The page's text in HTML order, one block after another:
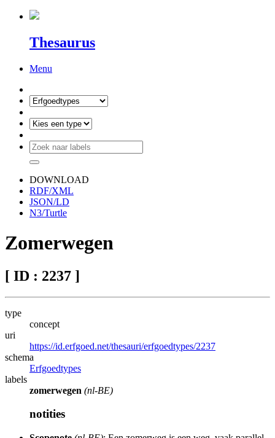
Thesaurus
Menu
DOWNLOAD
RDF/XML
JSON/LD
N3/Turtle
Zomerwegen
[ ID : 2237 ]
type
concept
uri
https://id.erfgoed.net/thesauri/erfgoedtypes/2237
schema
Erfgoedtypes
labels
zomerwegen (nl-BE)
notities